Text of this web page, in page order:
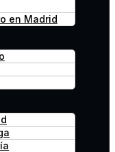
en Madrid